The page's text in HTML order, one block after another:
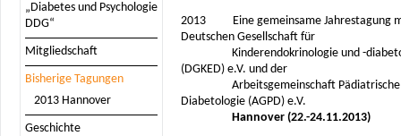
„Diabetes und Psychologie
DDG“
Mitgliedschaft
Bisherige Tagungen
2013 Hannover
Geschichte
2013 Eine gemeinsame Jahrestagung
Deutschen Gesellschaft für
Kinderendokrinologie und -
(DGKED) e.V. und der
Arbeitsgemeinschaft Pädiatrische
Diabetologie (AGPD) e.V.
Hannover (22.-24.11.2013)